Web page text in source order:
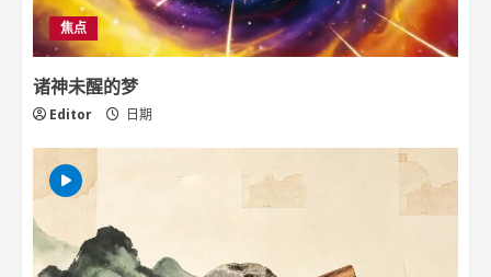
焦点
诸神未醒的梦
Editor 日期